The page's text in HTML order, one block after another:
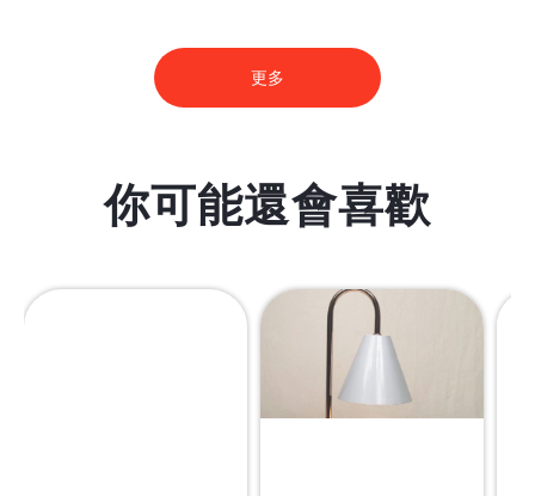
更多
你可能還會喜歡